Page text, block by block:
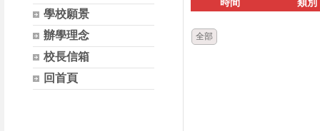
學校願景
辦學理念
校長信箱
回首頁
全部